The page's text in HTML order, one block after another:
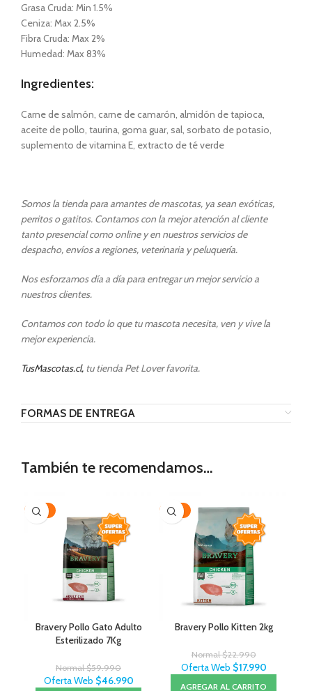
Grasa Cruda: Min 1.5%
Ceniza: Max 2.5%
Fibra Cruda: Max 2%
Humedad: Max 83%
Ingredientes:
Carne de salmón, carne de camarón, almidón de tapioca,
aceite de pollo, taurina, goma guar, sal, sorbato de potasio,
suplemento de vitamina E, extracto de té verde
Somos la tienda para amantes de mascotas, ya sean exóticas,
perritos o gatitos. Contamos con la mejor atención al cliente
tanto presencial como online y en nuestros servicios de
despacho, envíos a regiones, veterinaria y peluquería.
Nos esforzamos día a día para entregar un mejor servicio a
nuestros clientes.
Contamos con todo lo que tu mascota necesita, ven y vive la
mejor experiencia.
TusMascotas.cl, tu tienda Pet Lover favorita.
FORMAS DE ENTREGA
También te recomendamos…
-22%
Bravery Pollo Gato Adulto
Esterilizado 7Kg
Normal$59.990
Oferta Web $46.990
-22%
Bravery Pollo Kitten 2kg
Normal$22.990
Oferta Web $17.990
AGREGAR AL CARRITO